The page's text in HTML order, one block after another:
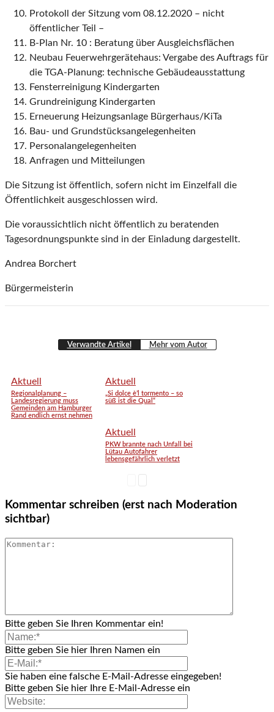
Protokoll der Sitzung vom 08.12.2020 – nicht
öffentlicher Teil –
B-Plan Nr. 10 : Beratung über Ausgleichsflächen
Neubau Feuerwehrgerätehaus: Vergabe des Auftrags für
die TGA-Planung: technische Gebäudeausstattung
Fensterreinigung Kindergarten
Grundreinigung Kindergarten
Erneuerung Heizungsanlage Bürgerhaus/KiTa
Bau- und Grundstücksangelegenheiten
Personalangelegenheiten
Anfragen und Mitteilungen
Die Sitzung ist öffentlich, sofern nicht im Einzelfall die
Öffentlichkeit ausgeschlossen wird.
Die voraussichtlich nicht öffentlich zu beratenden
Tagesordnungspunkte sind in der Einladung dargestellt.
Andrea Borchert
Bürgermeisterin
Verwandte Artikel Mehr vom Autor
Aktuell
Regionalplanung –
Landesregierung muss
Gemeinden am Hamburger
Rand endlich ernst nehmen
Aktuell
„Si dolce è’l tormento – so
süß ist die Qual“
Aktuell
PKW brannte nach Unfall bei
Lütau Autofahrer
lebensgefährlich verletzt
Kommentar schreiben (erst nach Moderation
sichtbar)
Bitte geben Sie Ihren Kommentar ein!
Bitte geben Sie hier Ihren Namen ein
Sie haben eine falsche E-Mail-Adresse eingegeben!
Bitte geben Sie hier Ihre E-Mail-Adresse ein